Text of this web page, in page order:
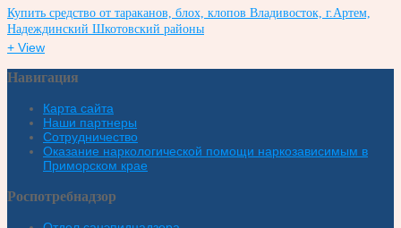
Купить средство от тараканов, блох, клопов Владивосток, г.Артем,
Надеждинский Шкотовский районы
+ View
Навигация
Карта сайта
Наши партнеры
Сотрудничество
Оказание наркологической помощи наркозависимым в
Приморском крае
Роспотребнадзор